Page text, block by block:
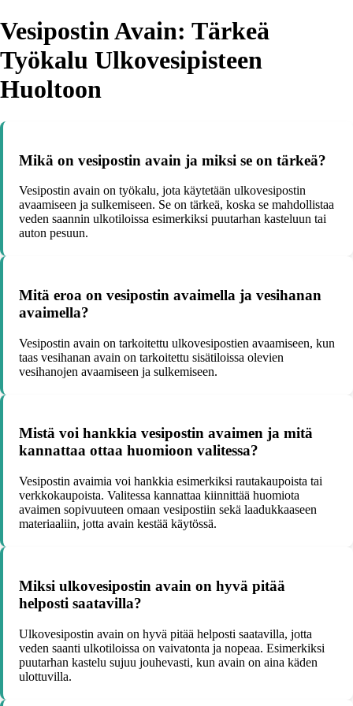
Vesipostin Avain: Tärkeä
Työkalu Ulkovesipisteen
Huoltoon
Mikä on vesipostin avain ja miksi se on tärkeä?
Vesipostin avain on työkalu, jota käytetään ulkovesipostin
avaamiseen ja sulkemiseen. Se on tärkeä, koska se mahdollistaa
veden saannin ulkotiloissa esimerkiksi puutarhan kasteluun tai
auton pesuun.
Mitä eroa on vesipostin avaimella ja vesihanan
avaimella?
Vesipostin avain on tarkoitettu ulkovesipostien avaamiseen, kun
taas vesihanan avain on tarkoitettu sisätiloissa olevien
vesihanojen avaamiseen ja sulkemiseen.
Mistä voi hankkia vesipostin avaimen ja mitä
kannattaa ottaa huomioon valitessa?
Vesipostin avaimia voi hankkia esimerkiksi rautakaupoista tai
verkkokaupoista. Valitessa kannattaa kiinnittää huomiota
avaimen sopivuuteen omaan vesipostiin sekä laadukkaaseen
materiaaliin, jotta avain kestää käytössä.
Miksi ulkovesipostin avain on hyvä pitää
helposti saatavilla?
Ulkovesipostin avain on hyvä pitää helposti saatavilla, jotta
veden saanti ulkotiloissa on vaivatonta ja nopeaa. Esimerkiksi
puutarhan kastelu sujuu jouhevasti, kun avain on aina käden
ulottuvilla.